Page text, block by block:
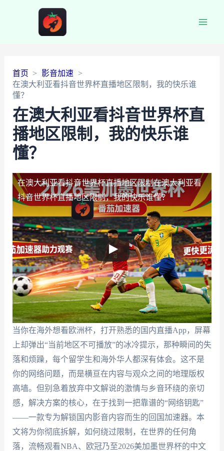
首页
影音加速
在澳大利亚看抖音世界杯直播地区限制，我的快乐谁
懂？
在澳大利亚看抖音世界杯直
播地区限制，我的快乐谁
懂？
在澳大利亚看抖音世界杯直播地区限制在澳大利亚看
抖音世界杯直播地区限制，我的快乐谁懂？
当你在海外想看欧洲杯，打开熟悉的国内直播App，屏幕
上却弹出“当前地区不可播放”的冰冷提示，那种瞬间的失
落和烦躁，每个留学生和海外华人都深有体会。这不是
你的网络问题，而是横亘在内容与观众之间的地理版权
高墙。但别急着放弃中文解说的激情与乡音环绕的亲切
感，解决方案的核心，在于找到一把靠谱的“网络钥匙”
——一款专为解锁国内影音内容而生的回国加速器。本
文将为你彻底拆解，如何绕过限制，在世界的任何角
落，流畅观看NBA、欧冠乃至2026美加墨世界杯的中文